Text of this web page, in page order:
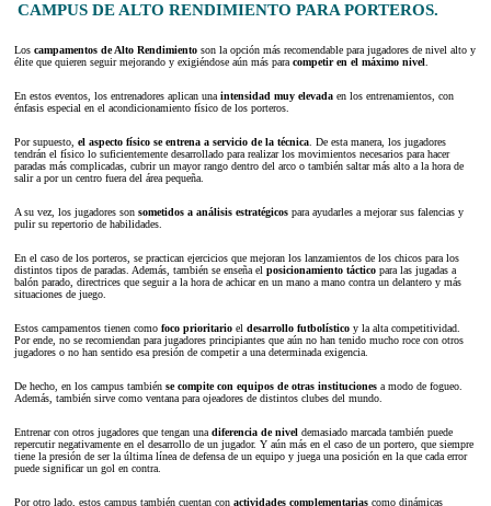
CAMPUS DE ALTO RENDIMIENTO PARA PORTEROS.
Los campamentos de Alto Rendimiento son la opción más recomendable para jugadores de nivel alto y
élite que quieren seguir mejorando y exigiéndose aún más paracompetir en el máximo nivel.
En estos eventos, los entrenadores aplican unaintensidad muy elevada en los entrenamientos, con
énfasis especial en el acondicionamiento físico de los porteros.
Por supuesto, el aspecto físico se entrena a servicio de la técnica. De esta manera, los jugadores
tendrán el físico lo suficientemente desarrollado para realizar los movimientos necesarios para hacer
paradas más complicadas, cubrir un mayor rango dentro del arco o también saltar más alto a la hora de
salir a por un centro fuera del área pequeña.
A su vez, los jugadores son sometidos a análisis estratégicos para ayudarles a mejorar sus falencias y
pulir su repertorio de habilidades.
En el caso de los porteros, se practican ejercicios que mejoran los lanzamientos de los chicos para los
distintos tipos de paradas. Además, también se enseña el posicionamiento táctico para las jugadas a
balón parado, directrices que seguir a la hora de achicar en un mano a mano contra un delantero y más
situaciones de juego.
Estos campamentos tienen como foco prioritario el desarrollo futbolístico y la alta competitividad.
Por ende, no se recomiendan para jugadores principiantes que aún no han tenido mucho roce con otros
jugadores o no han sentido esa presión de competir a una determinada exigencia.
De hecho, en los campus también se compite con equipos de otras instituciones a modo de fogueo.
Además, también sirve como ventana para ojeadores de distintos clubes del mundo.
Entrenar con otros jugadores que tengan unadiferencia de nivel demasiado marcada también puede
repercutir negativamente en el desarrollo de un jugador. Y aún más en el caso de un portero, que siempre
tiene la presión de ser la última línea de defensa de un equipo y juega una posición en la que cada error
puede significar un gol en contra.
Por otro lado, estos campus también cuentan con actividades complementarias como dinámicas